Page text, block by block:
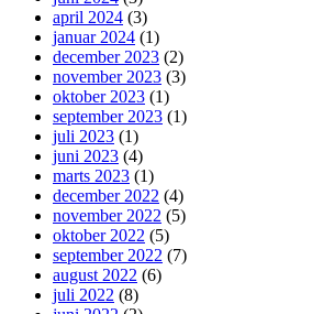
april 2024 (3)
januar 2024 (1)
december 2023 (2)
november 2023 (3)
oktober 2023 (1)
september 2023 (1)
juli 2023 (1)
juni 2023 (4)
marts 2023 (1)
december 2022 (4)
november 2022 (5)
oktober 2022 (5)
september 2022 (7)
august 2022 (6)
juli 2022 (8)